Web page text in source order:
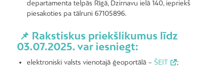
departamenta telpās Rīgā, Dzirnavu ielā 140, iepriekš
piesakoties pa tālruni 67105896.
📌 Rakstiskus priekšlikumus līdz
03.07.2025. var iesniegt:
elektroniski valsts vienotajā ģeoportālā – ŠEIT
;